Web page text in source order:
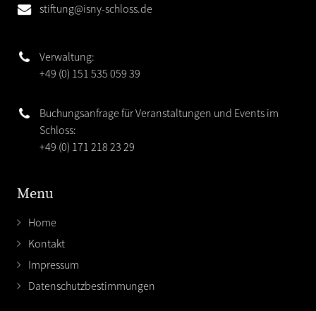
stiftung@isny-schloss.de
Verwaltung:
+49 (0) 151 535 059 39
Buchungsanfrage für Veranstaltungen und Events im
Schloss:
+49 (0) 171 218 23 29
Menu
Home
Kontakt
Impressum
Datenschutzbestimmungen